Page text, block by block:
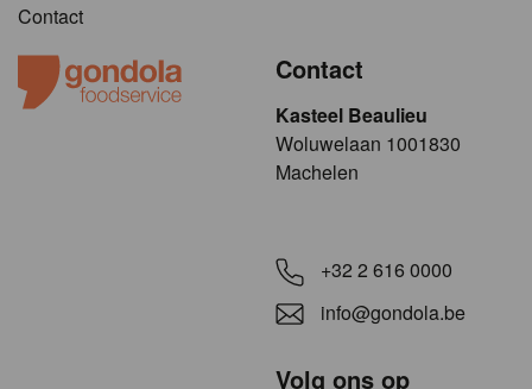
Contact
Contact
Kasteel Beaulieu
​​​Woluwelaan 1001830
Machelen
+32 2 616 0000
info@gondola.be
Volg ons op